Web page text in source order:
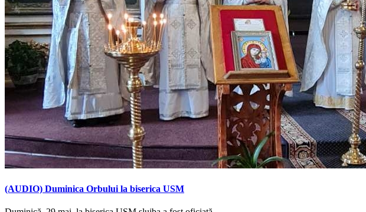
(AUDIO) Duminica Orbului la biserica USM